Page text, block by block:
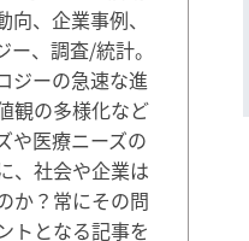
、企業事例、
、調査/統計。
ジーの急速な進
観の多様化など
や医療ニーズの
、社会や企業は
か？常にその問
トとなる記事を